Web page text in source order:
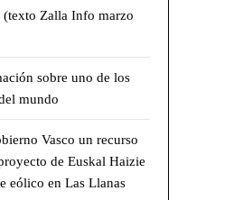
Zalla Info marzo
sobre uno de los
mundo
Vasco un recurso
de Euskal Haizie
eólico en Las Llanas